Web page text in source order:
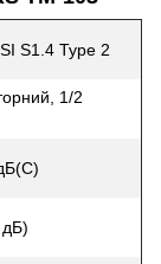
S1.4 Type 2
1/2